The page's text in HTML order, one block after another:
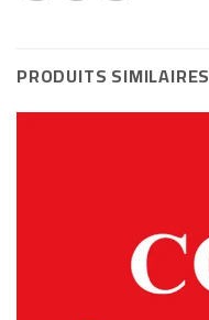
PRODUITS SIMILAIRES